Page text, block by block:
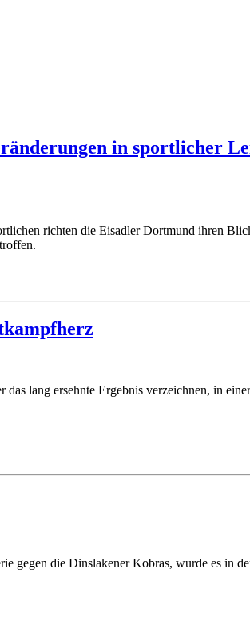
in sportlicher
richten die Eisadler Dortmund ihren
lang ersehnte Ergebnis verzeichnen, in
gegen die Dinslakener Kobras, wurde es in